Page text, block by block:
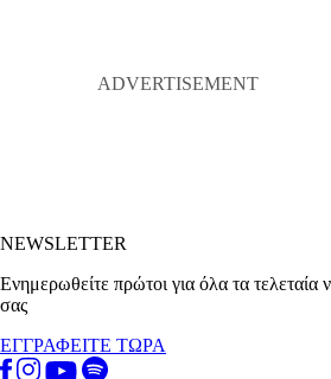
NEWSLETTER
Ενημερωθείτε πρώτοι για όλα τα τελεταία
σας
ΕΓΓΡΑΦΕΙΤΕ ΤΩΡΑ